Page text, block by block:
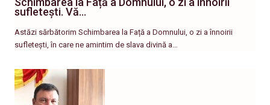
sufletești. Vă…
Astăzi sărbătorim Schimbarea la Față a Domnului, o zi a înnoirii
sufletești, în care ne amintim de slava divină a…